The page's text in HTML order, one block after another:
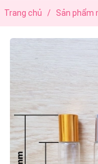
Trang chủ / Sản phẩm